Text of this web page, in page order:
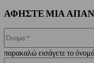
ΑΦΗΣΤΕ ΜΙΑ
παρακαλώ εισάγετε το